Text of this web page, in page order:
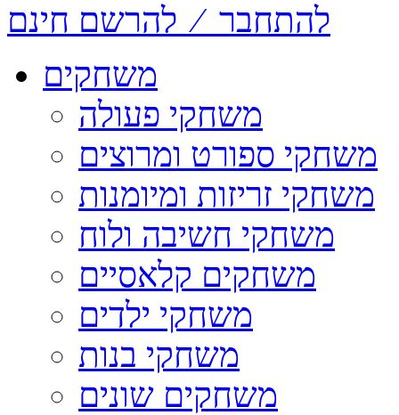
להתחבר ⁄ להרשם חינם
משחקים
משחקי פעולה
משחקי ספורט ומרוצים
משחקי זריזות ומיומנות
משחקי חשיבה ולוח
משחקים קלאסיים
משחקי ילדים
משחקי בנות
משחקים שונים